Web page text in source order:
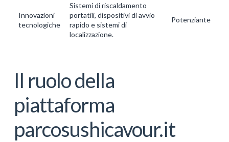
Innovazioni
tecnologiche
Sistemi di riscaldamento
portatili, dispositivi di avvio
rapido e sistemi di
localizzazione.
Potenziante
Il ruolo della
piattaforma
parcosushicavour.it